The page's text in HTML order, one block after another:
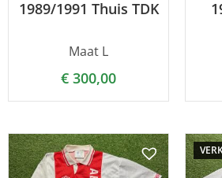
1989/1991 Thuis TDK
Maat L
€ 300,00